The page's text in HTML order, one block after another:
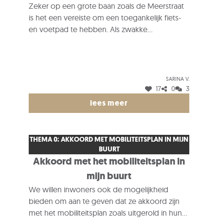
Zeker op een grote baan zoals de Meerstraat
is het een vereiste om een toegankelijk fiets-
en voetpad te hebben. Als zwakke
(veilige/toegankelijke) fiets- en voetpaden.Sarina V.
17 0 3
lees meer
THEMA 0: AKKOORD MET MOBILITEITSPLAN IN MIJN
BUURT
Akkoord met het mobiliteitsplan in
mijn buurt
We willen inwoners ook de mogelijkheid
bieden om aan te geven dat ze akkoord zijn
met het mobiliteitsplan zoals uitgerold in hun